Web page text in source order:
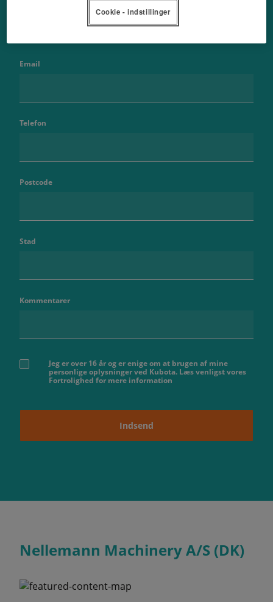
Email
Telefon
Postcode
Stad
Kommentarer
Jeg er over 16 år og er enige om at brugen af ​​mine
personlige oplysninger ved Kubota. Læs venligst vores
Fortrolighed for mere information
Indsend
Nellemann Machinery A/S (DK)
Cookie - indstillinger